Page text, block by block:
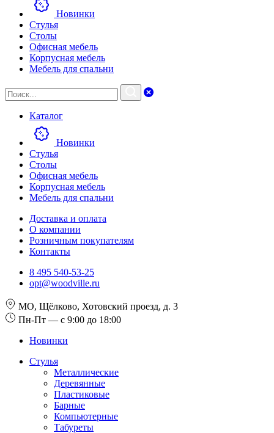
Новинки
Стулья
Столы
Офисная мебель
Корпусная мебель
Мебель для спальни
Каталог
Новинки
Стулья
Столы
Офисная мебель
Корпусная мебель
Мебель для спальни
Доставка и оплата
О компании
Розничным покупателям
Контакты
8 495 540-53-25
opt@woodville.ru
МО, Щёлково, Хотовский проезд, д. 3
Пн-Пт — с 9:00 до 18:00
Новинки
Стулья
Металлические
Деревянные
Пластиковые
Барные
Компьютерные
Табуреты